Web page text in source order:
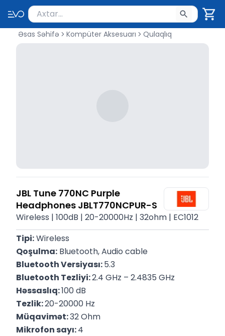
Məhsul axtar
Axtarış üçün ən azı 2 simvol yazın. Göndərmək
Əsas Səhifə Kompüter Aksesuarı Qulaqlıq
JBL Tune 770NC Purple
Headphones JBLT770NCPUR-S
Wireless | 100dB | 20-20000Hz | 32ohm | EC1012
Tipi: Wireless
Qoşulma: Bluetooth, Audio cable
Bluetooth Versiyası: 5.3
Bluetooth Tezliyi: 2.4 GHz – 2.4835 GHz
Həssaslıq: 100 dB
Tezlik: 20-20000 Hz
Müqavimət: 32 Ohm
Mikrofon sayı: 4